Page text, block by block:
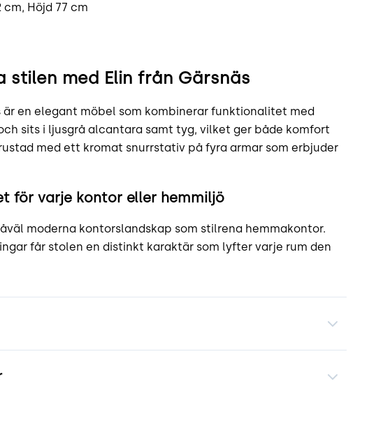
Höjd 77 cm
stilen med Elin från Gärsnäs
är en elegant möbel som kombinerar funktionalitet med
sits i ljusgrå alcantara samt tyg, vilket ger både komfort
med ett kromat snurrstativ på fyra armar som erbjuder
för varje kontor eller hemmiljö
moderna kontorslandskap som stilrena hemmakontor.
får stolen en distinkt karaktär som lyfter varje rum den